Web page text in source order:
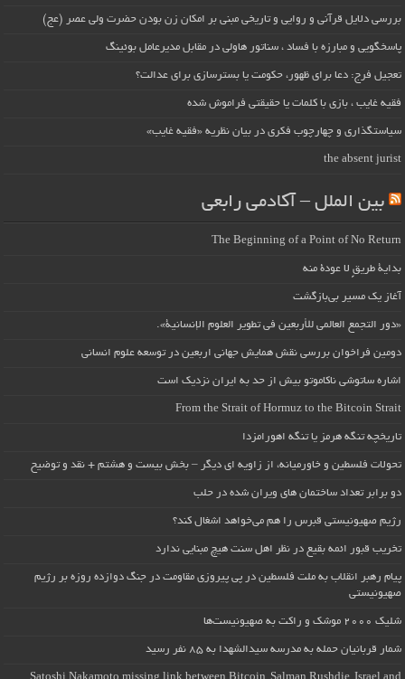
بررسی دلایل قرآنی و روایی و تاریخی مبنی بر امکان زن بودن حضرت ولی عصر (عج)
پاسخگویی و مبارزه با فساد ، سناتور هاولی در مقابل مدیرعامل بوئینگ
تعجیل فرج: دعا برای ظهور، حکومت یا بسترسازی برای عدالت؟
فقیه غایب ، بازی با کلمات یا حقیقتی فراموش شده
سیاستگذاری و چهارچوب فکری در بیان نظریه «فقیه غایب»
the absent jurist
بین الملل – آکادمی رابعی
The Beginning of a Point of No Return
بداية طريقٍ لا عودة منه
آغاز یک مسیر بی‌بازگشت
«دور التجمع العالمي للأربعين في تطوير العلوم الإنسانية».
دومین فراخوان بررسی نقش همایش جهانی اربعین در توسعه علوم انسانی
اشاره ساتوشی ناکاموتو بیش از حد به ایران نزدیک است
From the Strait of Hormuz to the Bitcoin Strait
تاریخچه تنگه هرمز یا تنگه اهورامزدا
تحولات فلسطین و خاورمیانه، از زاویه ای دیگر – بخش بیست و هشتم + نقد و توضیح
دو برابر تعداد ساختمان های ویران شده در حلب
رژیم صهیونیستی قبرس را هم می‌خواهد اشغال کند؟
تخریب قبور ائمه بقیع در نظر اهل سنت هیچ مبنایی ندارد
پیام رهبر انقلاب به ملت فلسطین در پی پیروزی مقاومت در جنگ دوازده روزه بر رژیم
صهیونیستی
شلیک ۲۰۰۰ موشک و راکت به صهیونیست‌ها
شمار قربانیان حمله به مدرسه سیدالشهدا به ۸۵ نفر رسید